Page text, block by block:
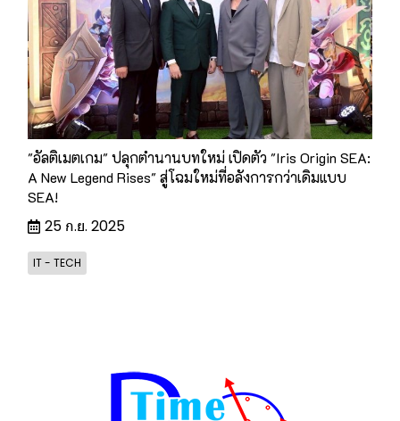
"อัลติเมตเกม" ปลุกตำนานบทใหม่ เปิดตัว "Iris Origin SEA:
A New Legend Rises" สู่โฉมใหม่ที่อลังการกว่าเดิมแบบ
SEA!
25 ก.ย. 2025
IT - TECH